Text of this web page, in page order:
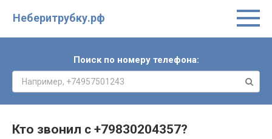
Неберитрубку.рф
Поиск по номеру телефона:
Кто звонил с +79830204357?